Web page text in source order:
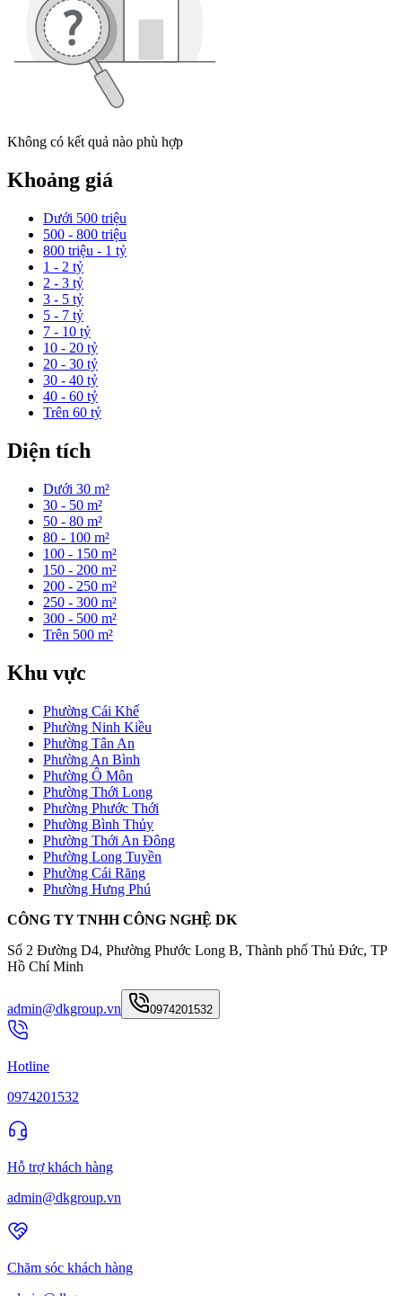
Không có kết quả nào phù hợp
Khoảng giá
Dưới 500 triệu
500 - 800 triệu
800 triệu - 1 tỷ
1 - 2 tỷ
2 - 3 tỷ
3 - 5 tỷ
5 - 7 tỷ
7 - 10 tỷ
10 - 20 tỷ
20 - 30 tỷ
30 - 40 tỷ
40 - 60 tỷ
Trên 60 tỷ
Diện tích
Dưới 30 m²
30 - 50 m²
50 - 80 m²
80 - 100 m²
100 - 150 m²
150 - 200 m²
200 - 250 m²
250 - 300 m²
300 - 500 m²
Trên 500 m²
Khu vực
Phường Cái Khế
Phường Ninh Kiều
Phường Tân An
Phường An Bình
Phường Ô Môn
Phường Thới Long
Phường Phước Thới
Phường Bình Thủy
Phường Thới An Đông
Phường Long Tuyền
Phường Cái Răng
Phường Hưng Phú
CÔNG TY TNHH CÔNG NGHỆ DK
Số 2 Đường D4, Phường Phước Long B, Thành phố Thủ Đức, TP
Hồ Chí Minh
admin@dkgroup.vn 0974201532
Hotline
0974201532
Hỗ trợ khách hàng
admin@dkgroup.vn
Chăm sóc khách hàng